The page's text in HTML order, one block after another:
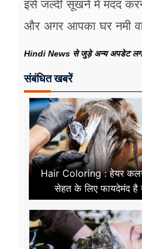
इसे जल्दी सूखने में मदद
और अगर आपका घर नमी
Hindi News से जुड़े अन्य अपडेट
संबंधित खबरें
Hair Coloring : हेयर
सेहत के लिए फायदेमंद है